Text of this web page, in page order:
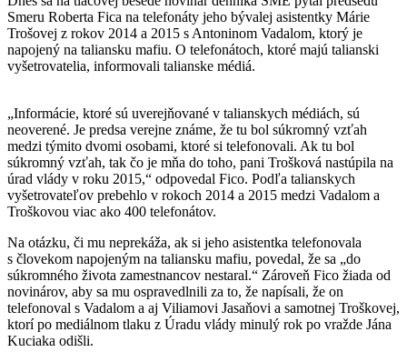
Smeru Roberta Fica na telefonáty jeho bývalej asistentky Márie
Trošovej z rokov 2014 a 2015 s Antoninom Vadalom, ktorý je
napojený na taliansku mafiu. O telefonátoch, ktoré majú talianski
vyšetrovatelia, informovali talianske médiá.
„Informácie, ktoré sú uverejňované v talianskych médiách, sú
neoverené. Je predsa verejne známe, že tu bol súkromný vzťah
medzi týmito dvomi osobami, ktoré si telefonovali. Ak tu bol
súkromný vzťah, tak čo je mňa do toho, pani Trošková nastúpila na
úrad vlády v roku 2015,“ odpovedal Fico. Podľa talianskych
vyšetrovateľov prebehlo v rokoch 2014 a 2015 medzi Vadalom a
Troškovou viac ako 400 telefonátov.
Na otázku, či mu neprekáža, ak si jeho asistentka telefonovala
s človekom napojeným na taliansku mafiu, povedal, že sa „do
súkromného života zamestnancov nestaral.“ Zároveň Fico žiada od
novinárov, aby sa mu ospravedlnili za to, že napísali, že on
telefonoval s Vadalom a aj Viliamovi Jasaňovi a samotnej Troškovej,
ktorí po mediálnom tlaku z Úradu vlády minulý rok po vražde Jána
Kuciaka odišli.